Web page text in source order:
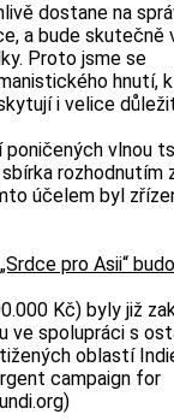
dostane na
a bude skutečně
Proto jsme se
hnutí,
i velice
vlnou
rozhodnutím
účelem byl
pro Asii“
Kč) byly již
ve spolupráci s
oblastí
campaign for